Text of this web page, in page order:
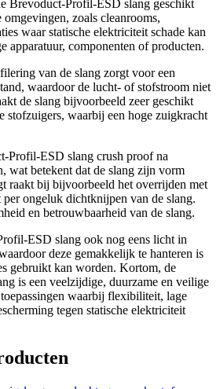
Brevoduct-Profil-ESD slang geschikt
zoals cleanrooms,
waar statische elektriciteit schade kan
apparatuur, componenten of producten.
van de slang zorgt voor een
waardoor de lucht- of stofstroom niet
de slang bijvoorbeeld zeer geschikt
stofzuigers, waarbij een hoge zuigkracht
Profil-ESD slang crush proof na
wat betekent dat de slang zijn vorm
raakt bij bijvoorbeeld het overrijden met
ongeluk dichtknijpen van de slang.
en betrouwbaarheid van de slang.
ESD slang ook nog eens licht in
deze gemakkelijk te hanteren is
gebruikt kan worden. Kortom, de
is een veelzijdige, duurzame en veilige
waarbij flexibiliteit, lage
tegen statische elektriciteit